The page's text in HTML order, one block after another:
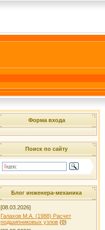
Форма входа
Поиск по сайту
Блог инженера-механика
[08.03.2026]
Галахов М.А. (1988) Расчет
подшипниковых узлов (0)